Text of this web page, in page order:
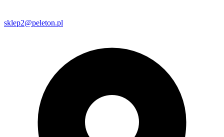
sklep2@peleton.pl